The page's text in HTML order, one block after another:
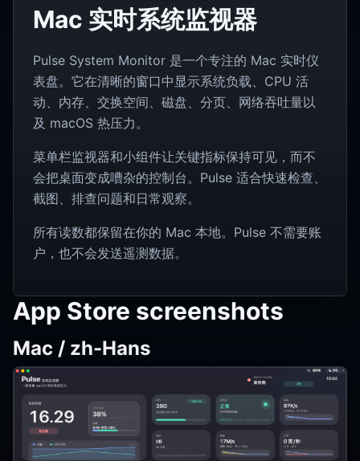
Mac 实时系统监视器
Pulse System Monitor 是一个专注的 Mac 实时仪
表盘。它在清晰的窗口中显示系统负载、CPU 活
动、内存、交换空间、磁盘、分页、网络吞吐量以
及 macOS 热压力。
菜单栏监视器和小组件让关键指标保持可见，而不
会把桌面变成嘈杂的控制台。Pulse 适合快速检查、
截图、排查问题和日常观察。
所有读数都保留在你的 Mac 本地。Pulse 不需要账
户，也不会发送遥测数据。
App Store screenshots
Mac / zh-Hans